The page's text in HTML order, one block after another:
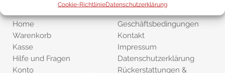
Cookie-RichtlinieDatenschutzerklärung
Home
Warenkorb
Kasse
Hilfe und Fragen
Konto
Informationen
Geschäftsbedingungen
Kontakt
Impressum
Datenschutzerklärung
Rückerstattungen &